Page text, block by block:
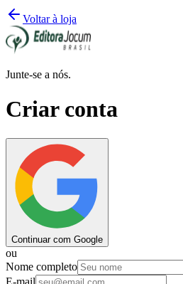
Voltar à loja
Junte-se a nós.
Criar conta
Continuar com Google
ou
Nome completo
E-mail